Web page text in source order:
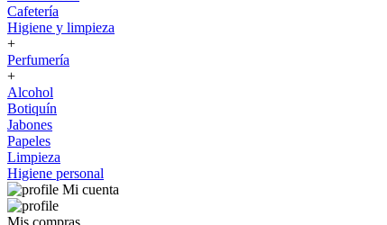
Cafetería
Higiene y limpieza
+
Perfumería
+
Alcohol
Botiquín
Jabones
Papeles
Limpieza
Higiene personal
Mi cuenta
Mis compras